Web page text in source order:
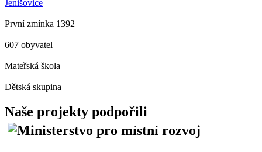
Jenišovice
První zmínka 1392
607 obyvatel
Mateřská škola
Dětská skupina
Naše projekty podpořili